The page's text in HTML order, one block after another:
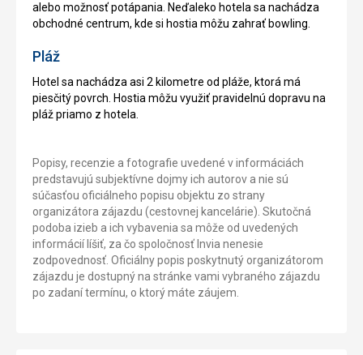
alebo možnosť potápania. Neďaleko hotela sa nachádza
obchodné centrum, kde si hostia môžu zahrať bowling.
Pláž
Hotel sa nachádza asi 2 kilometre od pláže, ktorá má
piesčitý povrch. Hostia môžu využiť pravidelnú dopravu na
pláž priamo z hotela.
Popisy, recenzie a fotografie uvedené v informáciách
predstavujú subjektívne dojmy ich autorov a nie sú
súčasťou oficiálneho popisu objektu zo strany
organizátora zájazdu (cestovnej kancelárie). Skutočná
podoba izieb a ich vybavenia sa môže od uvedených
informácií líšiť, za čo spoločnosť Invia nenesie
zodpovednosť. Oficiálny popis poskytnutý organizátorom
zájazdu je dostupný na stránke vami vybraného zájazdu
po zadaní termínu, o ktorý máte záujem.